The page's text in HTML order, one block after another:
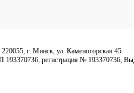
г. Минск, ул. Каменогорская 45
193370736, регистрация № 193370736,